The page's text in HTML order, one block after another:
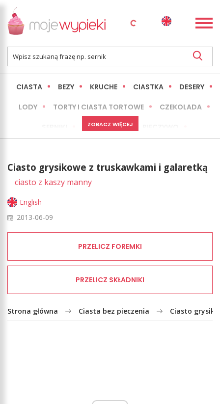
CIASTA BEZY KRUCHE CIASTKA DESERY
LODY TORTY I CIASTA TORTOWE CZEKOLADA
MINI WYPIEKI
LŻEJSZE / ZDROWSZE INNE
ZOBACZ WIĘCEJ
Ciasto grysikowe z truskawkami i galaretką
ciasto z kaszy manny
English
2013-06-09
PRZELICZ FOREMKI
PRZELICZ SKŁADNIKI
Strona główna Ciasta bez pieczenia Ciasto